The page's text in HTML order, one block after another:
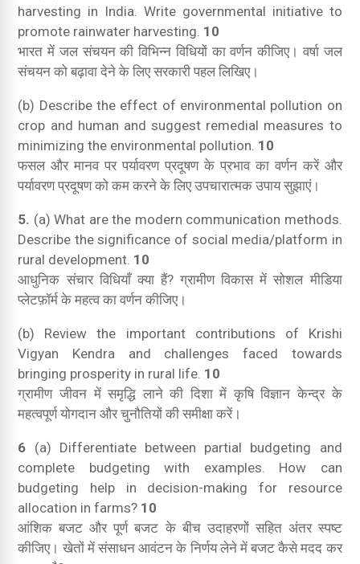
harvesting in India. Write governmental initiative to
promote rainwater harvesting. 10
भारत में जल संचयन की विभिन्न विधियों का वर्णन कीजिए। वर्षा जल
संचयन को बढ़ावा देने के लिए सरकारी पहल लिखिए।
(b) Describe the effect of environmental pollution on
crop and human and suggest remedial measures to
minimizing the environmental pollution. 10
फसल और मानव पर पर्यावरण प्रदूषण के प्रभाव का वर्णन करें और
पर्यावरण प्रदूषण को कम करने के लिए उपचारात्मक उपाय सुझाएं।
5. (a) What are the modern communication methods.
Describe the significance of social media/platform in
rural development. 10
आधुनिक संचार विधियाँ क्या हैं? ग्रामीण विकास में सोशल मीडिया
प्लेटफ़ॉर्म के महत्व का वर्णन कीजिए।
(b) Review the important contributions of Krishi
Vigyan Kendra and challenges faced towards
bringing prosperity in rural life. 10
ग्रामीण जीवन में समृद्धि लाने की दिशा में कृषि विज्ञान केन्द्र के
महत्वपूर्ण योगदान और चुनौतियों की समीक्षा करें।
6 (a) Differentiate between partial budgeting and
complete budgeting with examples. How can
budgeting help in decision-making for resource
allocation in farms? 10
आंशिक बजट और पूर्ण बजट के बीच उदाहरणों सहित अंतर स्पष्ट
कीजिए। खेतों में संसाधन आवंटन के निर्णय लेने में बजट कैसे मदद कर